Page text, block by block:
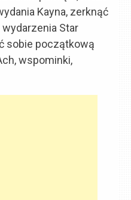
Kayna, zerknąć
Star
sobie początkową
wspominki,